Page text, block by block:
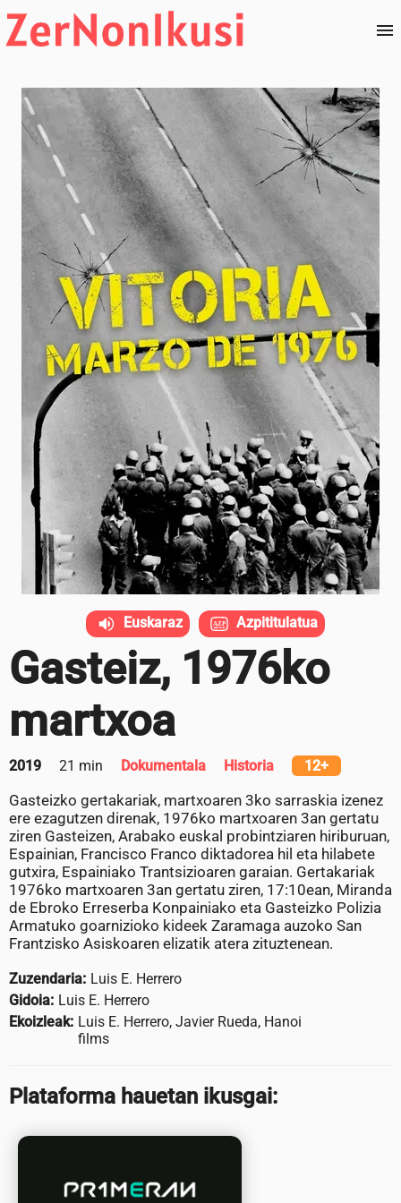
Gasteiz, 1976ko
martxoa
2019 21 min Dokumentala Historia 12+
Gasteizko gertakariak, martxoaren 3ko sarraskia izenez
ere ezagutzen direnak, 1976ko martxoaren 3an gertatu
ziren Gasteizen, Arabako euskal probintziaren hiriburuan,
Espainian, Francisco Franco diktadorea hil eta hilabete
gutxira, Espainiako Trantsizioaren garaian. Gertakariak
1976ko martxoaren 3an gertatu ziren, 17:10ean, Miranda
de Ebroko Erreserba Konpainiako eta Gasteizko Polizia
Armatuko goarnizioko kideek Zaramaga auzoko San
Frantzisko Asiskoaren elizatik atera zituztenean.
Zuzendaria: Luis E. Herrero
Gidoia: Luis E. Herrero
Ekoizleak: Luis E. Herrero, Javier Rueda, Hanoi
films
Plataforma hauetan ikusgai:
Euskaraz Azpititulatua